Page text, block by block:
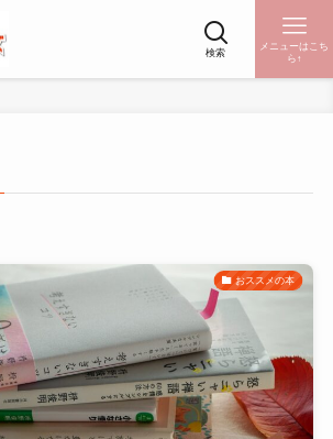
検索
メニューはこち
ら↑
おススメの本